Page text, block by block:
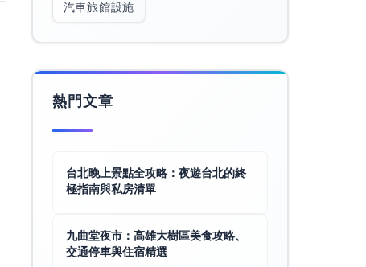
汽車旅館設施
熱門文章
台北晚上景點全攻略：夜遊台北的終
極指南與私房清單
九曲堂夜市：高雄大樹區美食攻略、
交通停車與住宿精選